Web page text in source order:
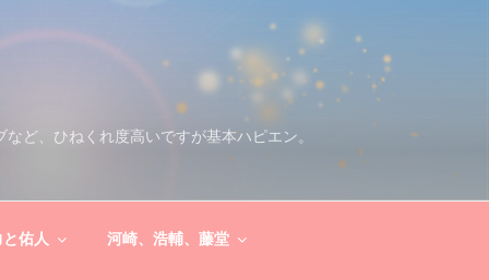
ど、ひねくれ度高いですが基本ハピエン。
と佑人 河崎、浩輔、藤堂